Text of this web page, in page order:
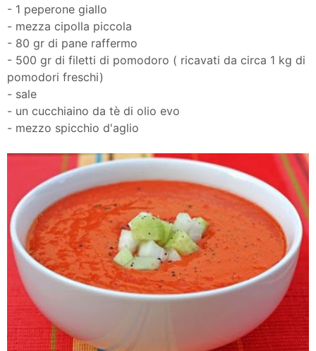
- 1 peperone giallo
- mezza cipolla piccola
- 80 gr di pane raffermo
- 500 gr di filetti di pomodoro ( ricavati da circa 1 kg di
pomodori freschi)
- sale
- un cucchiaino da tè di olio evo
- mezzo spicchio d'aglio